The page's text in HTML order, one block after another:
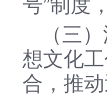
号”制度
（三
想文化
合，推